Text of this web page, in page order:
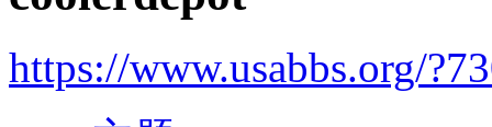
https://www.usabbs.org/